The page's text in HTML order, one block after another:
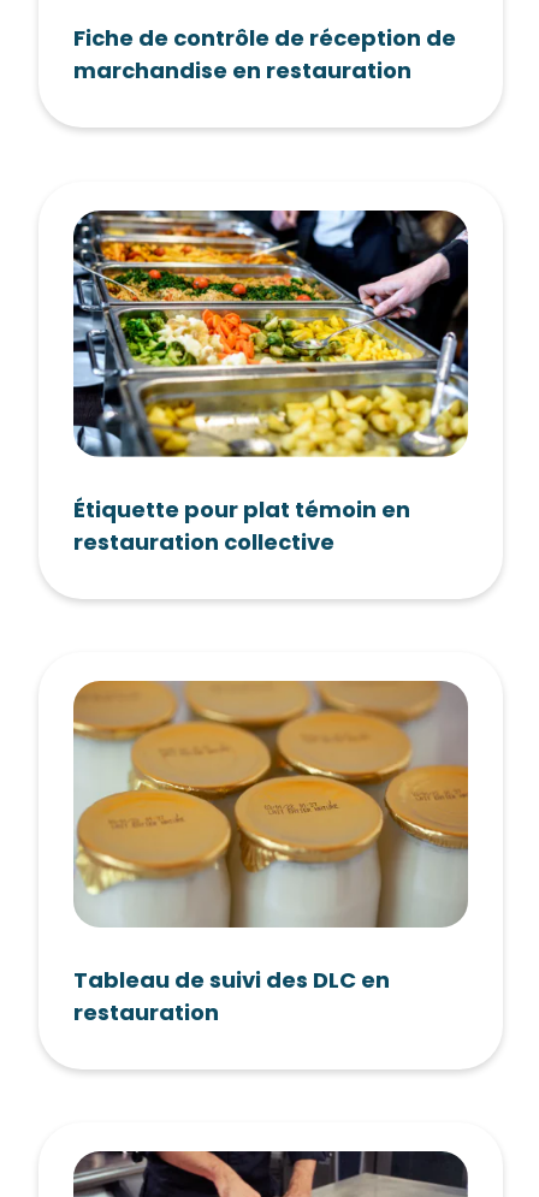
Fiche de contrôle de réception de
marchandise en restauration
Étiquette pour plat témoin en
restauration collective
Tableau de suivi des DLC en
restauration